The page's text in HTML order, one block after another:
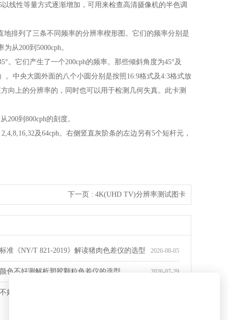
线性等量方式逐渐增加，可用来检查高清摄像机的半色调
排列了三条不同频率的分辨率楔形图。它们的频率分别是
从200到5000cph。
。它们产生了一个200cph的频率。那些倾斜角度为45°及
。中央大圆外面的八个小圆分别是按照16:9格式及4:3格式放
向上的分辨率的，同时也可以用于检测几何失真。此卡测
到800cph的刻度。
及64cph。右侧竖直灰阶条的左边另有5个短杆元，
下一页 : 4K(UHD TV)分辨率测试图卡
2026-08-05
准《NY/T 821-2019》解读猪肉色差仪的选型
2026-07-29
色不好测解析塑胶颗粒色差仪的选型
好测？南瓜泥颜色测量选PS809大口径色差